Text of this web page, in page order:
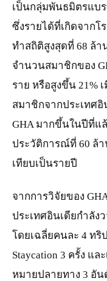
เป็นกลุ่มพันธมิตรแบ
ซึ่งรายได้ที่เกิดจากโ
ทำสถิติสูงสุดที่ 68 ล้า
จำนวนสมาชิกของ
ราย หรือสูงขึ้น 21%
สมาชิกจากประเทศอิ
GHA มากขึ้นในปีที่แ
ประวัติการณ์ที่ 60 ล้า
เทียบเป็นรายปี
จากการวิจัยของ
ประเทศอินเดียกำลัง
โดยเฉลี่ยคนละ 4 ท
Staycation 3 ครั้ง แล
หมายปลายทาง 3 อั